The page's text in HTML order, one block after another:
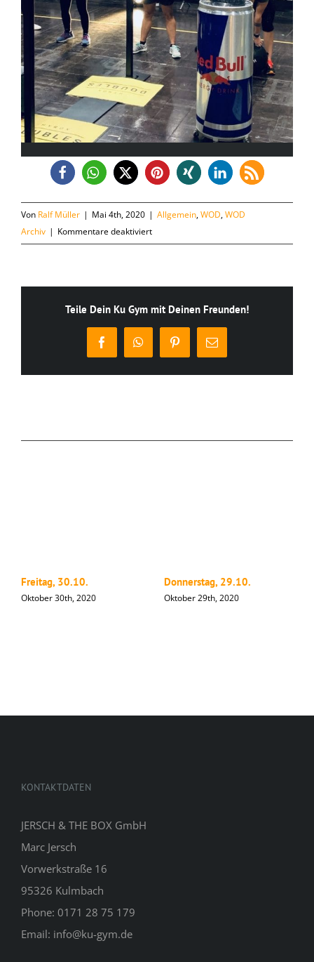
Von Ralf Müller | Mai 4th, 2020 | Allgemein,WOD,WOD
Archiv | Kommentare deaktiviertfür
Montag,
Teile Dein Ku Gym mit Deinen Freunden!
FacebookWhatsAppPinterest
E-
Mail
Freitag, 30.10.
Oktober 30th, 2020
Donnerstag, 29.10.
Oktober 29th, 2020
KONTAKTDATEN
JERSCH & THE BOX GmbH
Marc Jersch
Vorwerkstraße 16
95326 Kulmbach
Phone: 0171 28 75 179
Email: info@ku-gym.de